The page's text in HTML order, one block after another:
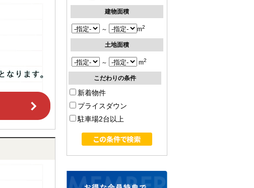
建物面積
～ m2
土地面積
～ m2
こだわりの条件
新着物件
プライスダウン
駐車場2台以上